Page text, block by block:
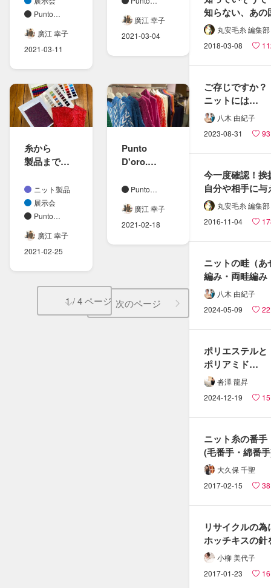
Wコレクシ
ョンの​
撮影を​
しました。
Punto
廣江 幸子
2021-03-11
Wコレクシ
ョン定番素
材の​
カラーバリ
増やしまし
た。
廣江 幸子
2021-03-04
糸から​
製品まで​
事なら​
お任せ下さ
い。​～
製品作り～
ニット製品
展示会
Punto
廣江 幸子
2021-02-25
Punto
D'oro.
ドーロ)21A
Wコレクシ
ョンの​
カラフルニ
ット
Punto
廣江 幸子
2021-02-18
1 / 4 ページ 次のページ
知らない、​あの​
民族衣装って​
どんなの？
丸安毛糸 編集部
2018-03-08
ご存じですか？​
ニットには​
欠かせない​糸の​
方​「は​た​結び」
八木 由紀子
2023-08-31
93
今​一度​確認！​挨
自分や​相手に​与
効果丸安毛糸 編集部
2016-11-04
ニットの​畦（あ
編み・両畦編み
片畦編みに​つい
説明します
八木 由紀子
2024-05-09
22
ポリエステルと​
ポリアミド
（ナイロン）の​
違いとは？！
沓澤 龍昇
2024-12-19
15
ニット糸の​番手
(毛番手・​綿番
適正ゲージの​計
法
大久保 千聖
2017-02-15
38
リサイクルの​為
ホッチキスの​針
外さなくても​
問題ない？​業者
本音とは。
小柳 美代子
2017-01-23
16